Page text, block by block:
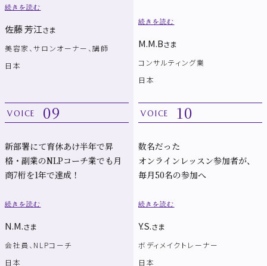
続きを読む
佐藤 芳江さま
美容家、サロンオーナー、講師
日本
続きを読む
M.M.Bさま
コンサルティング業
日本
VOICE 09
新部署にて育休あけ半年で昇
格・副業のNLPコーチ業でも月
商7桁を1年で達成！
続きを読む
N.M.さま
会社員、NLPコーチ
日本
VOICE 10
数名だった
オンラインレッスン参加者が、
毎月50名の参加へ
続きを読む
Y.S.さま
ボディメイクトレーナー
日本